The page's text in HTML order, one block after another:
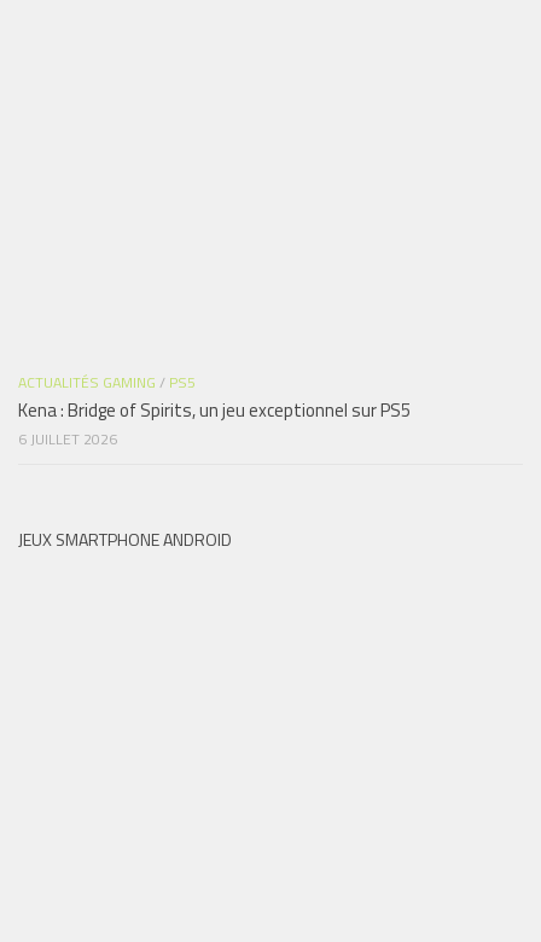
ACTUALITÉS GAMING / PS5
Kena : Bridge of Spirits, un jeu exceptionnel sur PS5
6 JUILLET 2026
JEUX SMARTPHONE ANDROID